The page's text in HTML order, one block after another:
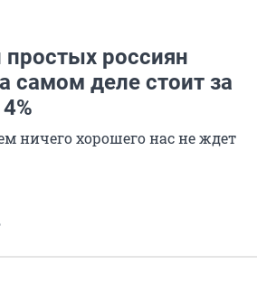
россиян
самом деле стоит за
ничего хорошего нас не ждет